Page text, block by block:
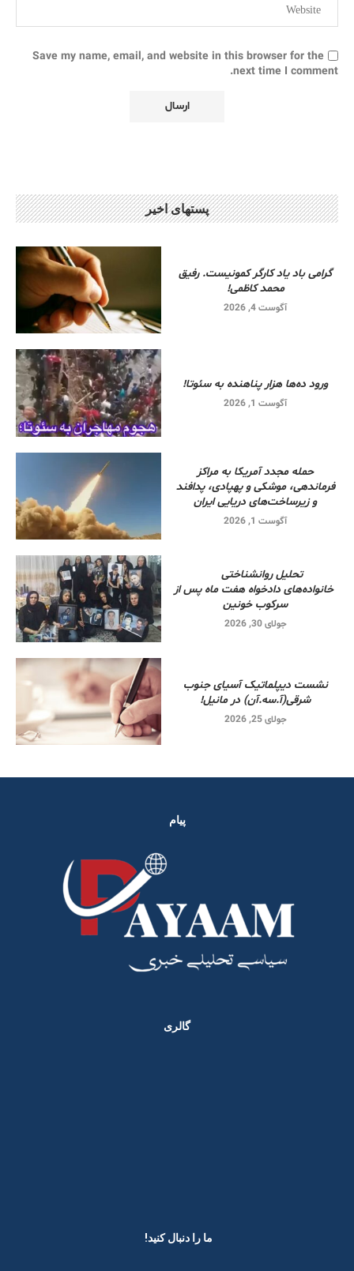
Save my name, email, and website in this browser for the
next time I comment.
پستهای اخیر
گرامی باد یاد کارگر کمونیست. رفیق
محمد کاظمی!
آگوست 4, 2026
ورود ده‌ها هزار پناهنده به سئوتا!
آگوست 1, 2026
حمله مجدد آمریکا به مراکز
فرماندهی، موشکی و پهپادی، پدافند
و زیرساخت‌های دریایی ایران
آگوست 1, 2026
تحلیل روانشناختی
خانواده‌های دادخواه هفت ماه پس از
سرکوب خونین
جولای 30, 2026
نشست دیپلماتیک آسیای جنوب
شرقی‌(آ.سه.آن) در مانیل!
جولای 25, 2026
پیام
گالری
ما را دنبال کنید! ​